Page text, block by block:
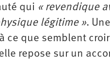
qui « revendique
légitime ».
que semblent
repose sur un